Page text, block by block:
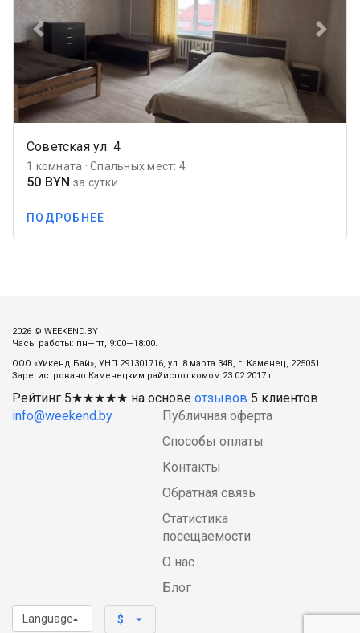
Previous Next
Советская ул. 4
1 комната · Спальных мест: 4
50 BYN за сутки
ПОДРОБНЕЕ
2026 © WEEKEND.BY
Часы работы: пн—пт, 9:00—18:00.
ООО «Уикенд Бай», УНП 291301716, ул. 8 марта 34В, г. Каменец, 225051.
Зарегистровано Каменецким райисполкомом 23.02.2017 г.
Рейтинг 5★★★★★ на основе отзывов 5 клиентов
info@weekend.by
Публичная оферта
Способы оплаты
Контакты
Обратная связь
Статистика
посещаемости
О нас
Блог
Language $ arrow_drop_down